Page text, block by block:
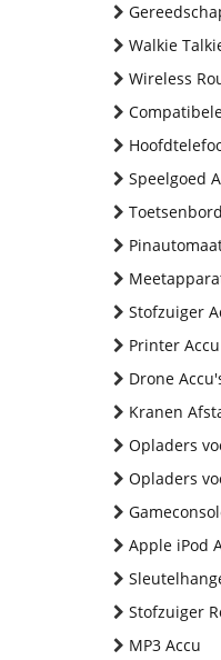
Walkie
Wireless
Speelgoed
Stofzuiger
Printer Accu
Drone
Kranen
Opladers
Opladers
Apple iPod
Stofzuiger
MP3 Accu